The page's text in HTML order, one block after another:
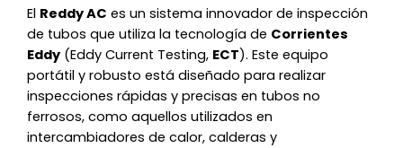
El Reddy AC es un sistema innovador de inspección
de tubos que utiliza la tecnología de Corrientes
Eddy (Eddy Current Testing, ECT). Este equipo
portátil y robusto está diseñado para realizar
inspecciones rápidas y precisas en tubos no
ferrosos, como aquellos utilizados en
intercambiadores de calor, calderas y